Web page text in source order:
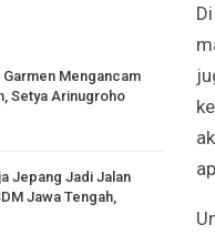
Garmen Mengancam
Setya Arinugroho
Jepang Jadi Jalan
Jawa Tengah,